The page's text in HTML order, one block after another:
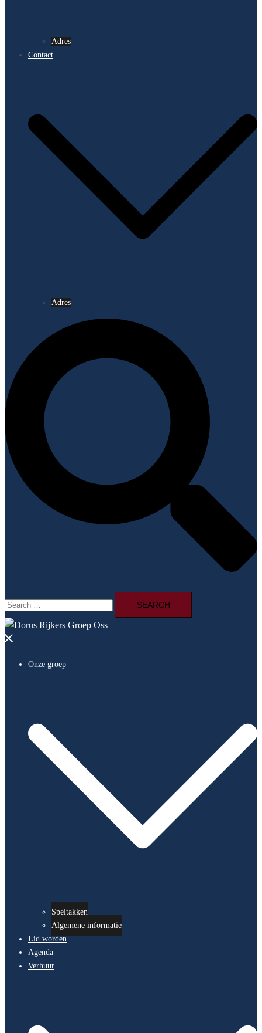
Adres
Contact
Adres
Search
for:
Close
Onze groep
Speltakken
Algemene informatie
Lid worden
Agenda
Verhuur